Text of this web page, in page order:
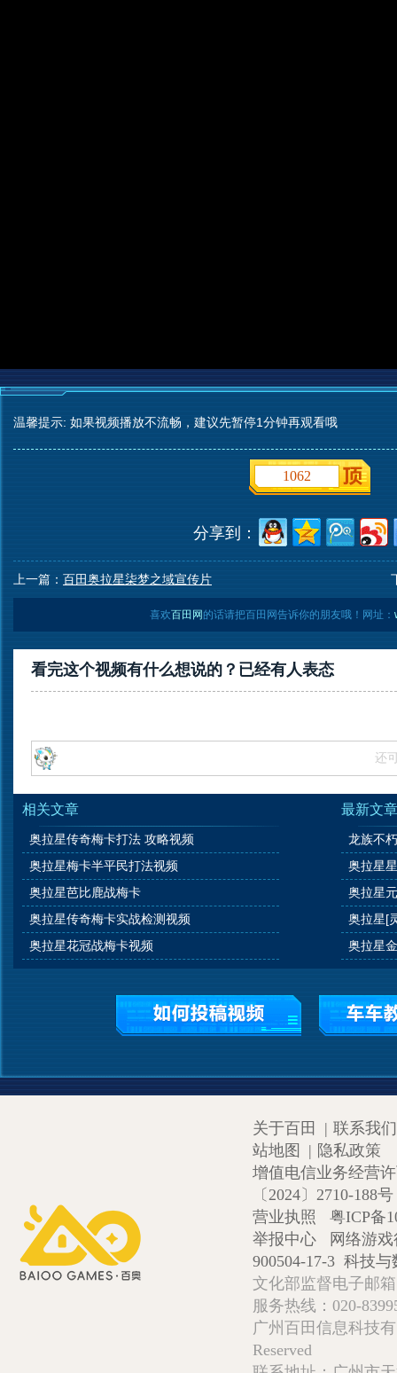
温馨提示: 如果视频播放不流畅，建议先暂停1分钟再观看哦
1062
分享到：
上一篇： 百田奥拉星柒梦之域宣传片
喜欢百田网 的话请把百田网告诉你的朋友哦！网址：
看完这个视频有什么想说的？已经有人表态
还
相关文章
奥拉星传奇梅卡打法 攻略视频
奥拉星梅卡半平民打法视频
奥拉星芭比鹿战梅卡
奥拉星传奇梅卡实战检测视频
奥拉星花冠战梅卡视频
最新文章
龙族不
奥拉星
奥拉星
奥拉星[
奥拉星
关于百田 | 联系我们
站地图
| 隐私政策
增值电信业务经营
〔2024〕2710-188号
营业执照
粤ICP备
举报中心
网络游
900504-17-3 科技与
文化部监督电子邮
服务热线：020-
广州百田信息科技
Reserved